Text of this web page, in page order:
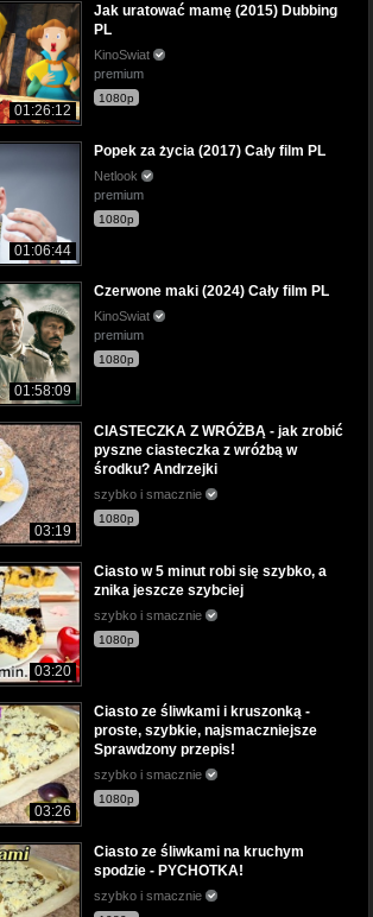
01:26:12
Jak uratować mamę (2015) Dubbing
PL
KinoSwiat
premium
1080p
01:06:44
Popek za życia (2017) Cały film PL
Netlook
premium
1080p
01:58:09
Czerwone maki (2024) Cały film PL
KinoSwiat
premium
1080p
03:19
CIASTECZKA Z WRÓŻBĄ - jak zrobić
pyszne ciasteczka z wróżbą w
środku? Andrzejki
szybko i smacznie
1080p
03:20
Ciasto w 5 minut robi się szybko, a
znika jeszcze szybciej
szybko i smacznie
1080p
03:26
Ciasto ze śliwkami i kruszonką -
proste, szybkie, najsmaczniejsze
Sprawdzony przepis!
szybko i smacznie
1080p
Ciasto ze śliwkami na kruchym
spodzie - PYCHOTKA!
szybko i smacznie